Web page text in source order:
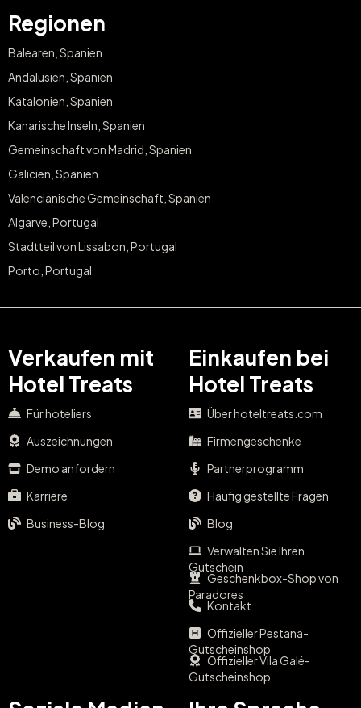
Regionen
Balearen, Spanien
Andalusien, Spanien
Katalonien, Spanien
Kanarische Inseln, Spanien
Gemeinschaft von Madrid, Spanien
Galicien, Spanien
Valencianische Gemeinschaft, Spanien
Algarve, Portugal
Stadtteil von Lissabon, Portugal
Porto, Portugal
Verkaufen mit
Hotel Treats
Für hoteliers
Auszeichnungen
Demo anfordern
Karriere
Business-Blog
Einkaufen bei
Hotel Treats
Über hoteltreats.com
Firmengeschenke
Partnerprogramm
Häufig gestellte Fragen
Blog
Verwalten Sie Ihren
Gutschein
Geschenkbox-Shop von
Paradores
Kontakt
Offizieller Pestana-
Gutscheinshop
Offizieller Vila Galé-
Gutscheinshop